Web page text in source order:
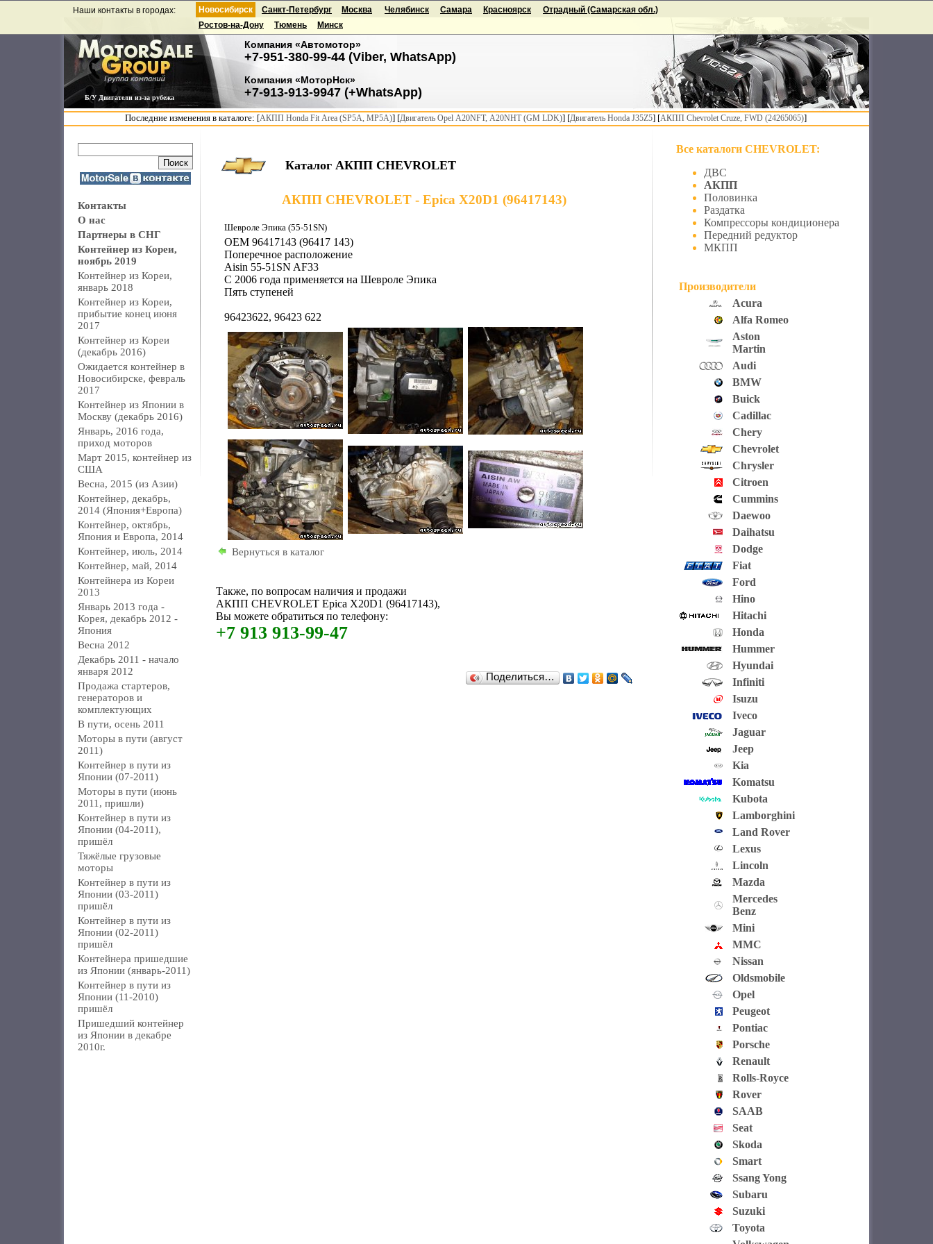
Б/У Двигатели из-за рубежа
Наши контакты в городах: Новосибирск
Компания «Автомотор»
+7-951-380-99-44 (Viber, WhatsApp)
Компания «МоторНск»
+7-913-913-9947 (+WhatsApp)
Санкт-Петербург Москва Челябинск Самара Красноярск
Отрадный (Самарская обл.)
Ростов-на-Дону
Тюмень Минск
Последние изменения в каталоге: [АКПП Honda Fit Area (SP5A, MP5A)] [Двигатель Opel A20NFT, A20NHT (GM LDK)] [Двигатель Honda J35Z5] [АКПП Chevrolet Cruze, FWD (24265065)]
Контакты
О нас
Партнеры в СНГ
Контейнер из Кореи,
ноябрь 2019
Контейнер из Кореи,
январь 2018
Контейнер из Кореи,
прибытие конец июня
2017
Контейнер из Кореи
(декабрь 2016)
Ожидается контейнер в
Новосибирске, февраль
2017
Контейнер из Японии в
Москву (декабрь 2016)
Январь, 2016 года,
приход моторов
Март 2015, контейнер из
США
Весна, 2015 (из Азии)
Контейнер, декабрь,
2014 (Япония+Европа)
Контейнер, октябрь,
Япония и Европа, 2014
Контейнер, июль, 2014
Контейнер, май, 2014
Контейнера из Кореи
2013
Январь 2013 года -
Корея, декабрь 2012 -
Япония
Весна 2012
Декабрь 2011 - начало
января 2012
Продажа стартеров,
генераторов и
комплектующих
В пути, осень 2011
Моторы в пути (август
2011)
Контейнер в пути из
Японии (07-2011)
Моторы в пути (июнь
2011, пришли)
Контейнер в пути из
Японии (04-2011),
пришёл
Тяжёлые грузовые
моторы
Контейнер в пути из
Японии (03-2011)
пришёл
Контейнер в пути из
Японии (02-2011)
пришёл
Контейнера пришедшие
из Японии (январь-2011)
Контейнер в пути из
Японии (11-2010)
пришёл
Пришедший контейнер
из Японии в декабре
2010г.
Каталог АКПП CHEVROLET
АКПП CHEVROLET - Epica X20D1 (96417143)
Шевроле Эпика (55-51SN)
OEM 96417143 (96417 143)
Поперечное расположение
Aisin 55-51SN AF33
С 2006 года применяется на Шевроле Эпика
Пять ступеней
96423622, 96423 622
Вернуться в каталог
Также, по вопросам наличия и продажи
АКПП CHEVROLET Epica X20D1 (96417143),
Вы можете обратиться по телефону:
+7 913 913-99-47
Поделиться…
Все каталоги CHEVROLET:
ДВС
АКПП
Половинка
Раздатка
Компрессоры кондиционера
Передний редуктор
МКПП
Производители
Acura
Alfa Romeo
Aston
Martin
Audi
BMW
Buick
Cadillac
Chery
Chevrolet
Chrysler
Citroen
Cummins
Daewoo
Daihatsu
Dodge
Fiat
Ford
Hino
Hitachi
Honda
Hummer
Hyundai
Infiniti
Isuzu
Iveco
Jaguar
Jeep
Kia
Komatsu
Kubota
Lamborghini
Land Rover
Lexus
Lincoln
Mazda
Mercedes
Benz
Mini
MMC
Nissan
Oldsmobile
Opel
Peugeot
Pontiac
Porsche
Renault
Rolls-Royce
Rover
SAAB
Seat
Skoda
Smart
Ssang Yong
Subaru
Suzuki
Toyota